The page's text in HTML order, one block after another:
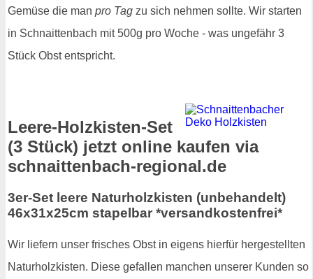
Gemüse die man pro Tag zu sich nehmen sollte. Wir starten
in Schnaittenbach mit 500g pro Woche - was ungefähr 3
Stück Obst entspricht.
Leere-Holzkisten-Set
(3 Stück) jetzt online kaufen via
schnaittenbach-regional.de
3er-Set leere Naturholzkisten (unbehandelt)
46x31x25cm stapelbar *versandkostenfrei*
Wir liefern unser frisches Obst in eigens hierfür hergestellten
Naturholzkisten. Diese gefallen manchen unserer Kunden so